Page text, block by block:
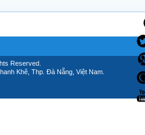
Reserved.
Khê, Thp. Đà Nẵng, Việt Nam.